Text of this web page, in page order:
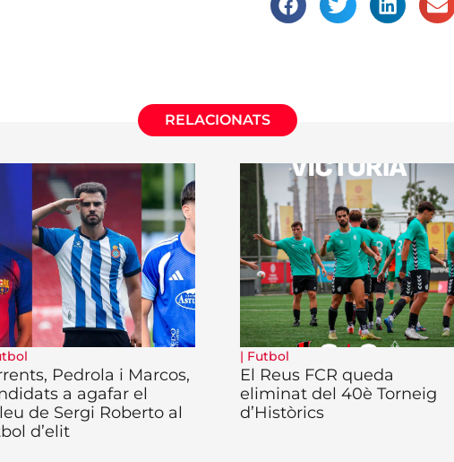
RELACIONATS
Pedrola i Marcos,
a agafar el
de Sergi Roberto al
d’elit
| Futbol
El Reus FCR queda
eliminat del 40è Torneig
d’Històrics